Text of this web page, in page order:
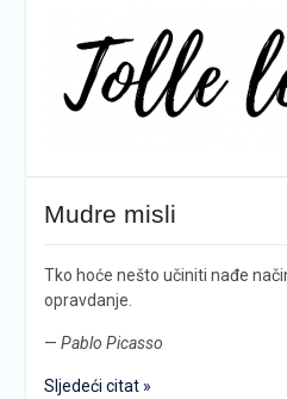
Mudre misli
Tko hoće nešto učiniti nađe
opravdanje.
— Pablo Picasso
Sljedeći citat »